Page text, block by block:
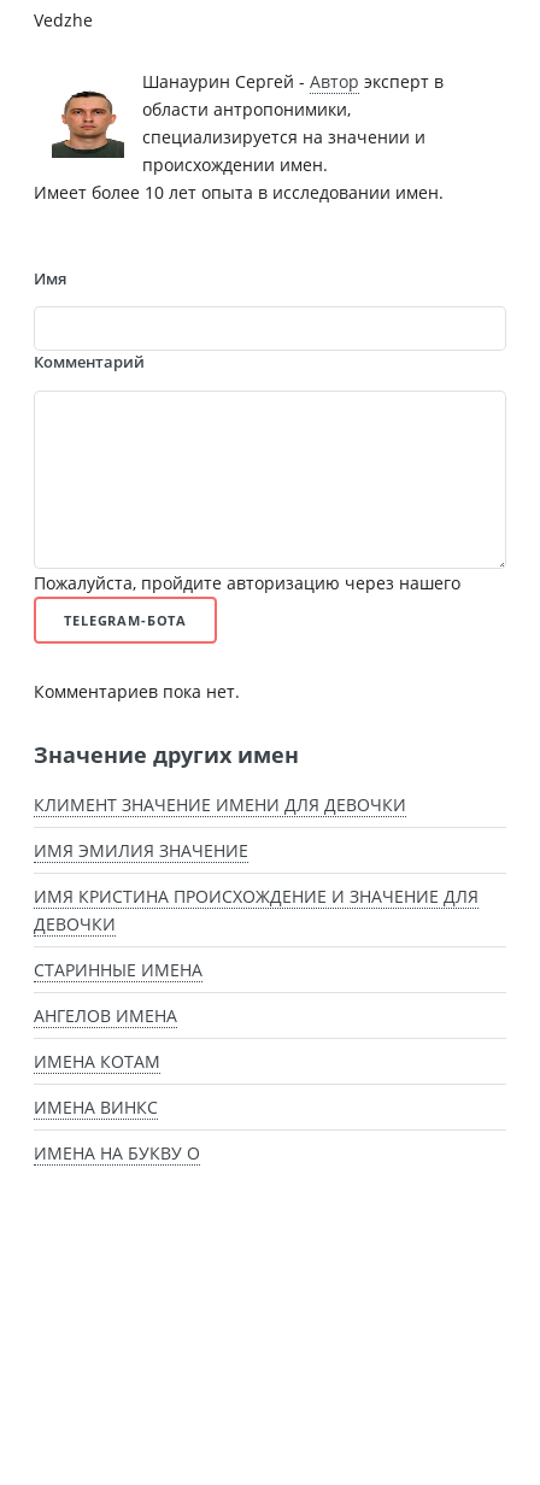
Vedzhe
Шанаурин Сергей - Автор эксперт в
области антропонимики,
специализируется на значении и
происхождении имен.
Имеет более 10 лет опыта в исследовании имен.
Имя
Комментарий
Пожалуйста, пройдите авторизацию через нашего
TELEGRAM-БОТА
Комментариев пока нет.
Значение других имен
КЛИМЕНТ ЗНАЧЕНИЕ ИМЕНИ ДЛЯ ДЕВОЧКИ
ИМЯ ЭМИЛИЯ ЗНАЧЕНИЕ
ИМЯ КРИСТИНА ПРОИСХОЖДЕНИЕ И ЗНАЧЕНИЕ ДЛЯ
ДЕВОЧКИ
СТАРИННЫЕ ИМЕНА
АНГЕЛОВ ИМЕНА
ИМЕНА КОТАМ
ИМЕНА ВИНКС
ИМЕНА НА БУКВУ О